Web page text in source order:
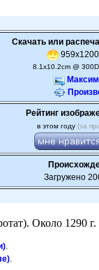
Скачать или
8.1x10.2cm @
Рейтинг
в этом году (за
Загружено
Около 1290 г.
.
.